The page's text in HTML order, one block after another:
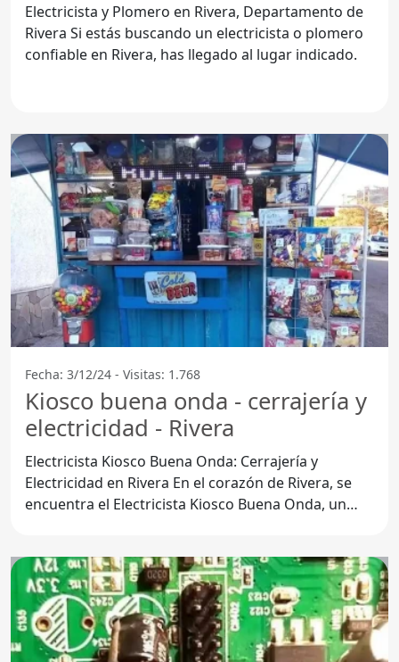
Electricista y Plomero en Rivera, Departamento de
Rivera Si estás buscando un electricista o plomero
confiable en Rivera, has llegado al lugar indicado.
Fecha: 3/12/24 - Visitas: 1.768
Kiosco buena onda - cerrajería y
electricidad - Rivera
Electricista Kiosco Buena Onda: Cerrajería y
Electricidad en Rivera En el corazón de Rivera, se
encuentra el Electricista Kiosco Buena Onda, un